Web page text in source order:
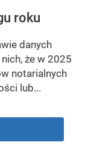
roku
danych
że w 2025
notarialnych
lub...